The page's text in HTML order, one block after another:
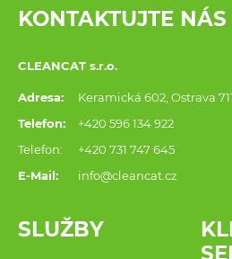
KONTAKTUJTE NÁS
CLEANCAT s.r.o.
Adresa:
Keramická 602, Ostrava
Telefon:
+420 596 134 922
Telefon:
+420 731 747 645
E-Mail:
info@cleancat.cz
SLUŽBY